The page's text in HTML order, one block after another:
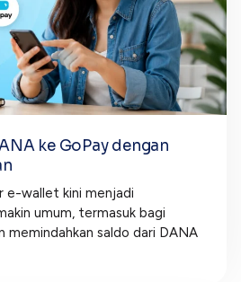
ke GoPay dengan
e-wallet kini menjadi
umum, termasuk bagi
memindahkan saldo dari DANA